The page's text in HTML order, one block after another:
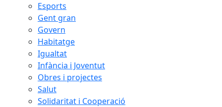
Esports
Gent gran
Govern
Habitatge
Igualtat
Infància i Joventut
Obres i projectes
Salut
Solidaritat i Cooperació